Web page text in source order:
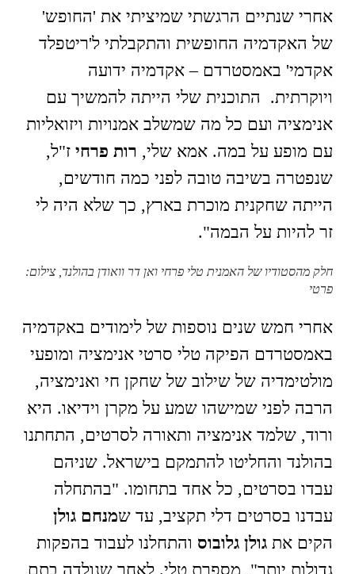
אחרי שנתיים הרגשתי שמיציתי את 'החופש'
של האקדמיה החופשית והתקבלתי ל'ריטפלד
אקדמי' באמסטרדם – אקדמיה ידועה
ויוקרתית. התוכנית שלי הייתה להמשיך עם
אנימציה ועם כל מה שמשלב אמנויות ויזואליות
עם מופע על במה. אמא שלי, רות פרחיז"ל,
שנפטרה בשיבה טובה לפני כמה חודשים,
הייתה שחקנית מוכרת בארץ, כך שלא היה לי
זר להיות על הבמה".
חלק מהסטודיו של האמנית טלי פרחי ואן דר וואודן בהולנד, צילום:
פרטי
אחרי חמש שנים נוספות של לימודים באקדמיה
באמסטרדם הפיקה טלי סרטי אנימציה ומופעי
מולטימדיה של שילוב של שחקן חי ואנימציה,
הרבה לפני שמישהו שמע על מקרן וידיאו. היא
ורוד, שלמד אנימציה ותאורה לסרטים, התחתנו
בהולנד והחליטו להתמקם בישראל. שניהם
עבדו בסרטים, כל אחד בתחומו. "בהתחלה
עבדנו בסרטים דלי תקציב, עד שמנחם גולן
הקים את גולן גלובוס והתחלנו לעבוד בהפקות
גדולות יותר", מספרת טלי. לאחר שנולדה בתם